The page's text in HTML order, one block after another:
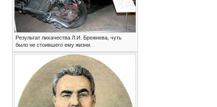
Результат лихачества Л.И. Брежнева, чуть
было не стоившего ему жизни.